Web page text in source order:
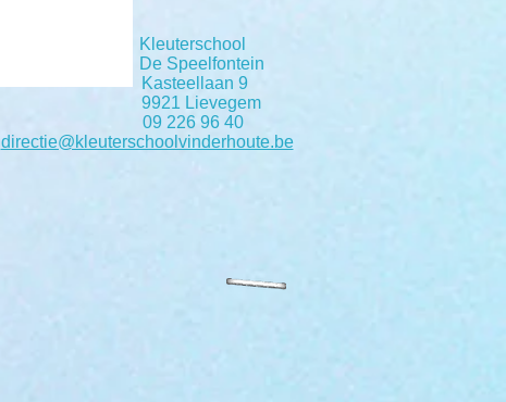
Kleuterschool
De Speelfontein
Kasteellaan 9
9921 Lievegem
09 226 96 40
directie@kleuterschoolvinderhoute.be